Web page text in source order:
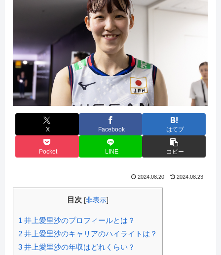
X Facebook はてブ
Pocket LINE コピー
2024.08.20 2024.08.23
目次 [非表示]
1 井上愛里沙のプロフィールとは？
2 井上愛里沙のキャリアのハイライトは？
3 井上愛里沙の年収はどれくらい？